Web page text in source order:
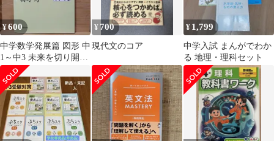
¥600
中学数学発展篇 図形 中
1～中3 未来を切り開く
学力シリーズ
¥ 700
現代文のコア
¥ 1,799
中学入試 まんがでわか
る 地理・理科セット